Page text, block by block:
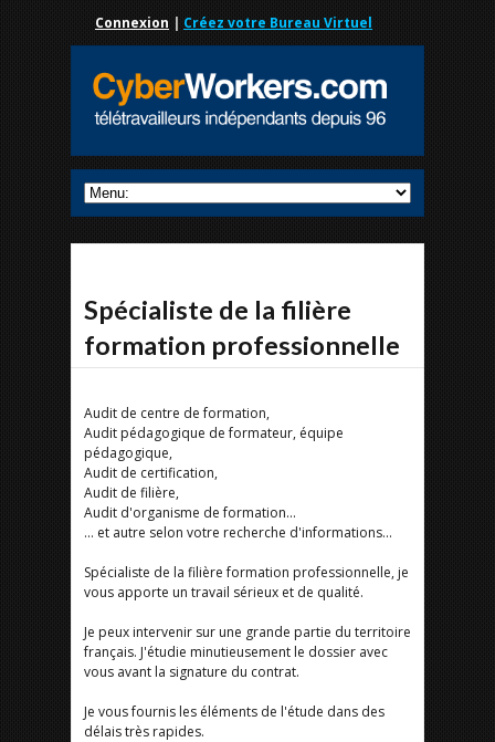
Connexion | Créez votre Bureau Virtuel
Spécialiste de la filière
formation professionnelle
Audit de centre de formation,
Audit pédagogique de formateur, équipe
pédagogique,
Audit de certification,
Audit de filière,
Audit d'organisme de formation...
... et autre selon votre recherche d'informations...
Spécialiste de la filière formation professionnelle, je
vous apporte un travail sérieux et de qualité.
Je peux intervenir sur une grande partie du territoire
français. J'étudie minutieusement le dossier avec
vous avant la signature du contrat.
Je vous fournis les éléments de l'étude dans des
délais très rapides.